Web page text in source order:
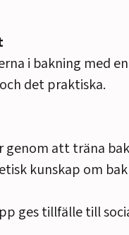
i bakning med
det praktiska.
att träna
kunskap om
ges tillfälle till